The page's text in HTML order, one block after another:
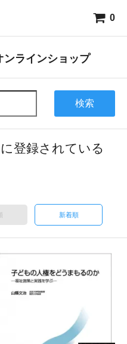
0
ンラインショップ
検索
登録されている
新着順